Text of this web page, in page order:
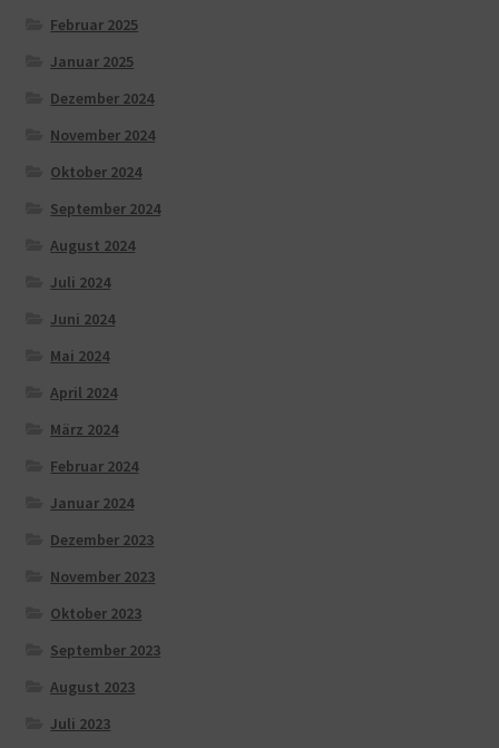
Februar 2025
Januar 2025
Dezember 2024
November 2024
Oktober 2024
September 2024
August 2024
Juli 2024
Juni 2024
Mai 2024
April 2024
März 2024
Februar 2024
Januar 2024
Dezember 2023
November 2023
Oktober 2023
September 2023
August 2023
Juli 2023